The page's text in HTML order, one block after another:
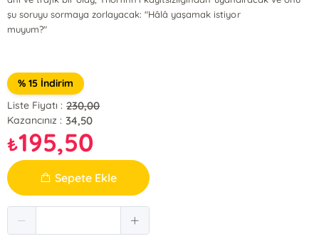
şu soruyu sormaya zorlayacak: "Hâlâ yaşamak istiyor
muyum?"
% 15 İndirim
Liste Fiyatı : 230,00
Kazancınız : 34,50
₺195,50
Sepete Ekle